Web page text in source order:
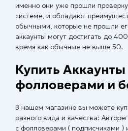
именно они уже прошли
системе, и обладают
обычными, которые не прошли
аккаунты могут достигать до
время как обычные не выше 50.
Купить
фолловерами и
В нашем магазине вы можете
разного вида и качества:
с фолловерами ( подписчиками )